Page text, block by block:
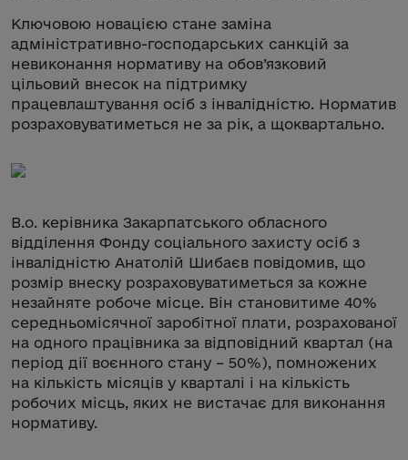
Ключовою новацією стане заміна
адміністративно-господарських санкцій за
невиконання нормативу на обов’язковий
цільовий внесок на підтримку
працевлаштування осіб з інвалідністю. Норматив
розраховуватиметься не за рік, а щоквартально.
В.о. керівника Закарпатського обласного
відділення Фонду соціального захисту осіб з
інвалідністю Анатолій Шибаєв повідомив, що
розмір внеску розраховуватиметься за кожне
незайняте робоче місце. Він становитиме 40%
середньомісячної заробітної плати, розрахованої
на одного працівника за відповідний квартал (на
період дії воєнного стану – 50%), помножених
на кількість місяців у кварталі і на кількість
робочих місць, яких не вистачає для виконання
нормативу.